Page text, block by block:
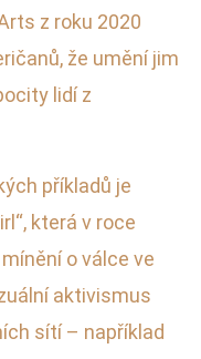
z roku 2020
že umění jim
lidí z
příkladů je
která v roce
o válce ve
aktivismus
sítí – například